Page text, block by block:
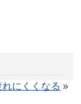
にくくなる »